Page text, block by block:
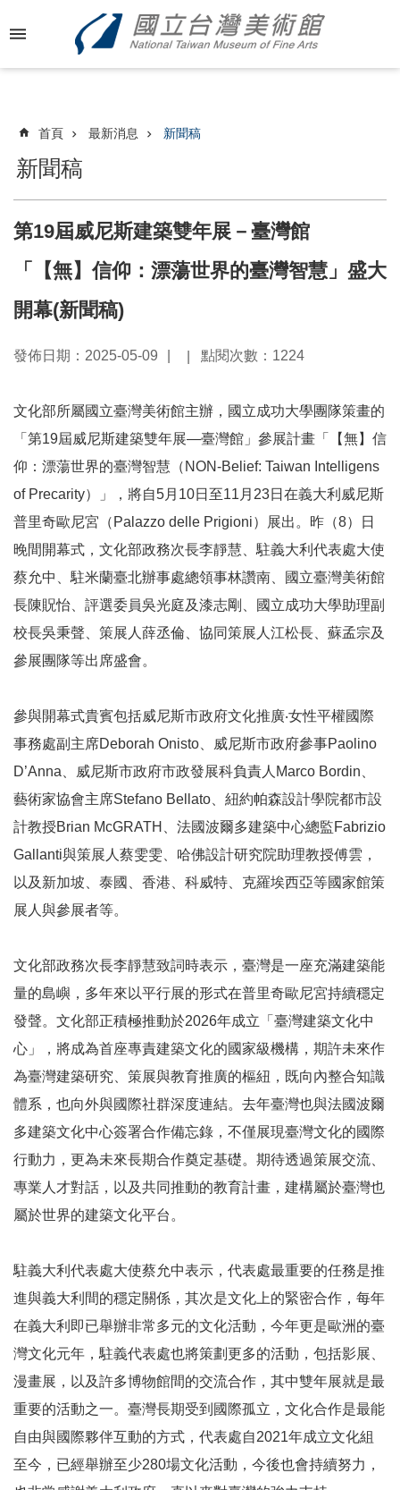
跳到主要內容區塊
階
消
關
於
國
美
參
觀
展
典
藏
出
版
動
圖
書
上
資
源
性
別
平
等
兒
購
物
E
l
i
s
h
網
站
導
覽
F
首頁 最新消息 新聞稿
新聞稿
第19屆威尼斯建築雙年展－臺灣館
「【無】信仰：漂蕩世界的臺灣智慧」盛大
開幕(新聞稿)
發佈日期：2025-05-09 點閱次數：1224
文化部所屬國立臺灣美術館主辦，國立成功大學團隊策畫的
「第19屆威尼斯建築雙年展—臺灣館」參展計畫「【無】信
仰：漂蕩世界的臺灣智慧（NON-Belief: Taiwan Intelligens
of Precarity）」，將自5月10日至11月23日在義大利威尼斯
普里奇歐尼宮（Palazzo delle Prigioni）展出。昨（8）日
晚間開幕式，文化部政務次長李靜慧、駐義大利代表處大使
蔡允中、駐米蘭臺北辦事處總領事林讚南、國立臺灣美術館
長陳貺怡、評選委員吳光庭及漆志剛、國立成功大學助理副
校長吳秉聲、策展人薛丞倫、協同策展人江松長、蘇孟宗及
參展團隊等出席盛會。
參與開幕式貴賓包括威尼斯市政府文化推廣‧女性平權國際
事務處副主席Deborah Onisto、威尼斯市政府參事Paolino
D’Anna、威尼斯市政府市政發展科負責人Marco Bordin、
藝術家協會主席Stefano Bellato、紐約帕森設計學院都市設
計教授Brian McGRATH、法國波爾多建築中心總監Fabrizio
Gallanti與策展人蔡雯雯、哈佛設計研究院助理教授傅雲，
以及新加坡、泰國、香港、科威特、克羅埃西亞等國家館策
展人與參展者等。
文化部政務次長李靜慧致詞時表示，臺灣是一座充滿建築能
量的島嶼，多年來以平行展的形式在普里奇歐尼宮持續穩定
發聲。文化部正積極推動於2026年成立「臺灣建築文化中
心」，將成為首座專責建築文化的國家級機構，期許未來作
為臺灣建築研究、策展與教育推廣的樞紐，既向內整合知識
體系，也向外與國際社群深度連結。去年臺灣也與法國波爾
多建築文化中心簽署合作備忘錄，不僅展現臺灣文化的國際
行動力，更為未來長期合作奠定基礎。期待透過策展交流、
專業人才對話，以及共同推動的教育計畫，建構屬於臺灣也
屬於世界的建築文化平台。
駐義大利代表處大使蔡允中表示，代表處最重要的任務是推
進與義大利間的穩定關係，其次是文化上的緊密合作，每年
在義大利即已舉辦非常多元的文化活動，今年更是歐洲的臺
灣文化元年，駐義代表處也將策劃更多的活動，包括影展、
漫畫展，以及許多博物館間的交流合作，其中雙年展就是最
重要的活動之一。臺灣長期受到國際孤立，文化合作是最能
自由與國際夥伴互動的方式，代表處自2021年成立文化組
至今，已經舉辦至少280場文化活動，今後也會持續努力，